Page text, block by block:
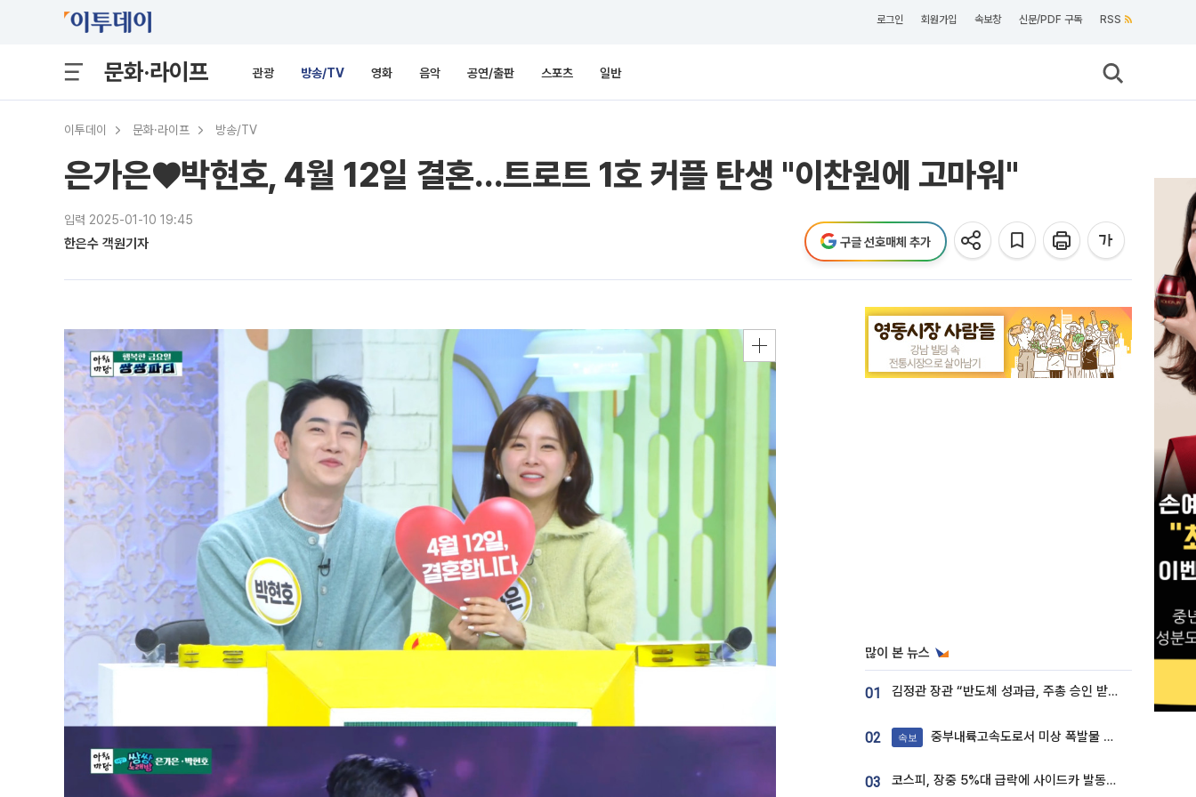
로그인 회원가입 속보창 신문/PDF 구독 RSS
문화·라이프 관광 방송/TV 영화 음악 공연/출판 스포츠 일반
이투데이 문화·라이프 방송/TV
은가은♥박현호, 4월 12일 결혼…트로트 1호 커플 탄생 "이찬원에 고마워"
입력 2025-01-10 19:45
한은수 객원기자 구글 선호매체 추가
많이 본 뉴스
01 김정관 장관 “반도체 성과급, 주총 승인 받도록”…상법·자본시장법 개정 시사
02 속보 중부내륙고속도로서 미상 폭발물 발견
03 코스피, 장중 5%대 급락에 사이드카 발동…삼성·SK 동반 폭락